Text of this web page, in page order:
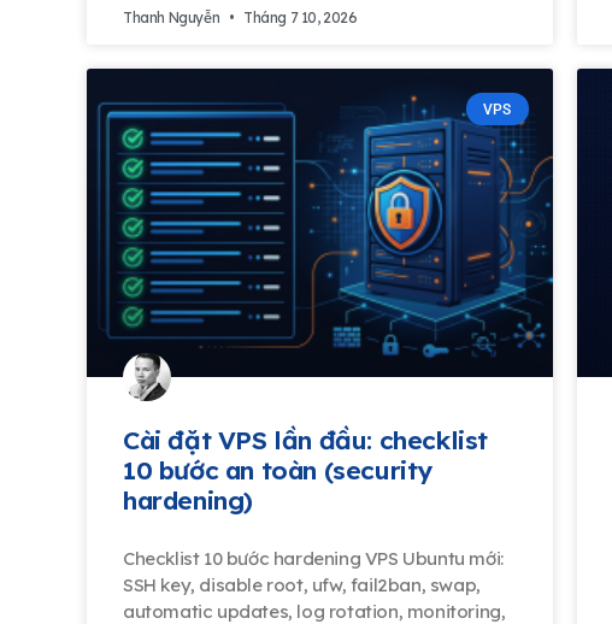
Thanh Nguyễn Tháng 7 10, 2026
VPS
Cài đặt VPS lần đầu: checklist
10 bước an toàn (security
hardening)
Checklist 10 bước hardening VPS Ubuntu mới:
SSH key, disable root, ufw, fail2ban, swap,
automatic updates, log rotation, monitoring,